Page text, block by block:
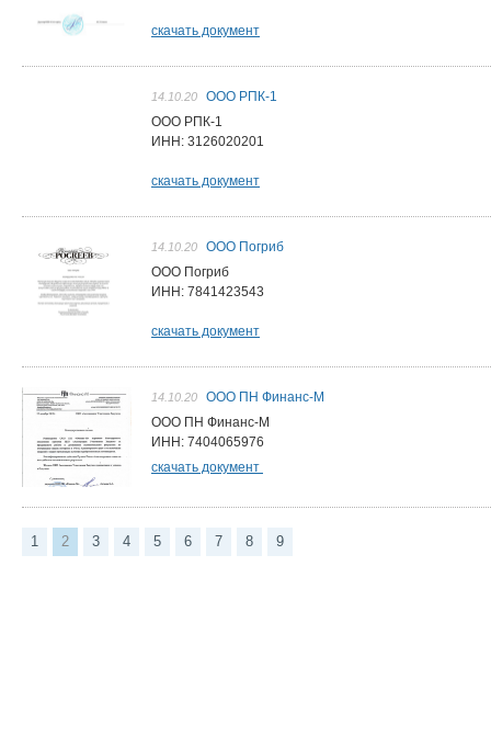
скачать документ
14.10.20
ООО РПК-1
ООО РПК-1
ИНН: 3126020201
скачать документ
14.10.20
ООО Погриб
ООО Погриб
ИНН: 7841423543
скачать документ
14.10.20
ООО ПН Финанс-М
ООО ПН Финанс-М
ИНН: 7404065976
скачать документ
1 2 3 4 5 6 7 8 9